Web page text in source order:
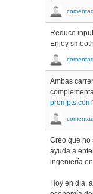
Reduce
Enjoy
Ambas
prompts.com
Creo que no
ayuda a
ingeniería
Hoy en día,